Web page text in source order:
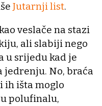
Jutarnji list.
veslače na stazi
ali slabiji nego
u srijedu kad je
No, braća
ih išta moglo
polufinalu,